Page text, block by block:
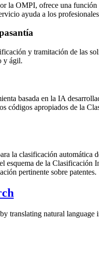
la OMPI, ofrece una
ayuda a los
y tramitación de las
y ágil.
basada en la IA
códigos apropiados de la
la clasificación automática
esquema de la
pertinente sobre patentes.
translating natural language